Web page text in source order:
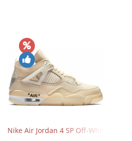
Nike Air Jordan 4 SP Off-White Sail